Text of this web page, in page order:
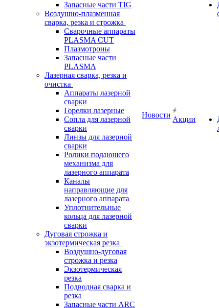
Запасные части TIG
Воздушно-плазменная
сварка, резка и строжка
Сварочные аппараты
PLASMA CUT
Плазмотроны
Запасные части
PLASMA
Лазерная сварка, резка и
очистка
Аппараты лазерной
сварки
Горелки лазерные
Сопла для лазерной
сварки
Линзы для лазерной
сварки
Ролики подающего
механизма для
лазерного аппарата
Каналы
направляющие для
лазерного аппарата
Уплотнительные
кольца для лазерной
сварки
Дуговая строжка и
экзотермическая резка
Воздушно-дуговая
строжка и резка
Экзотермическая
резка
Подводная сварка и
резка
Запасные части ARC
Новости
Акции